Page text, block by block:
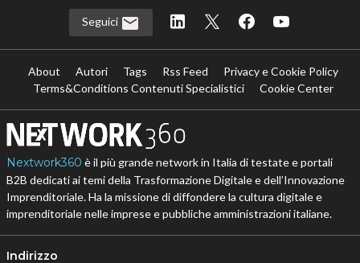
Seguici
About Autori Tags Rss Feed
Privacy e Cookie Policy
Terms&Conditions Contenuti Specialistici
Cookie Center
Nextwork360 è il più grande network in Italia di testate e portali
B2B dedicati ai temi della Trasformazione Digitale e dell’Innovazione
Imprenditoriale. Ha la missione di diffondere la cultura digitale e
imprenditoriale nelle imprese e pubbliche amministrazioni italiane.
Indirizzo